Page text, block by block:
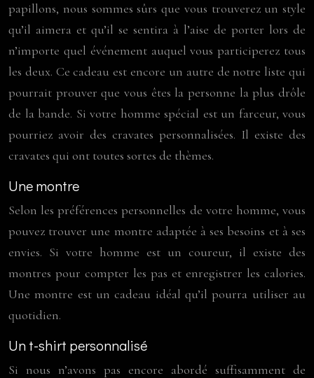
papillons, nous sommes sûrs que vous trouverez un style
qu’il aimera et qu’il se sentira à l’aise de porter lors de
n’importe quel événement auquel vous participerez tous
les deux. Ce cadeau est encore un autre de notre liste qui
pourrait prouver que vous êtes la personne la plus drôle
de la bande. Si votre homme spécial est un farceur, vous
pourriez avoir des cravates personnalisées. Il existe des
cravates qui ont toutes sortes de thèmes.
Une montre
Selon les préférences personnelles de votre homme, vous
pouvez trouver une montre adaptée à ses besoins et à ses
envies. Si votre homme est un coureur, il existe des
montres pour compter les pas et enregistrer les calories.
Une montre est un cadeau idéal qu’il pourra utiliser au
quotidien.
Un t-shirt personnalisé
Si nous n’avons pas encore abordé suffisamment de